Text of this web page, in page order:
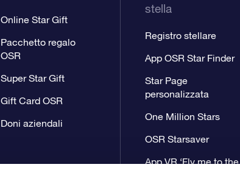
Online Star Gift
Pacchetto regalo
OSR
Super Star Gift
Gift Card OSR
Doni aziendali
stella
Registro stellare
App OSR Star Finder
Star Page
personalizzata
One Million Stars
OSR Starsaver
App VR ‘Fly me to the